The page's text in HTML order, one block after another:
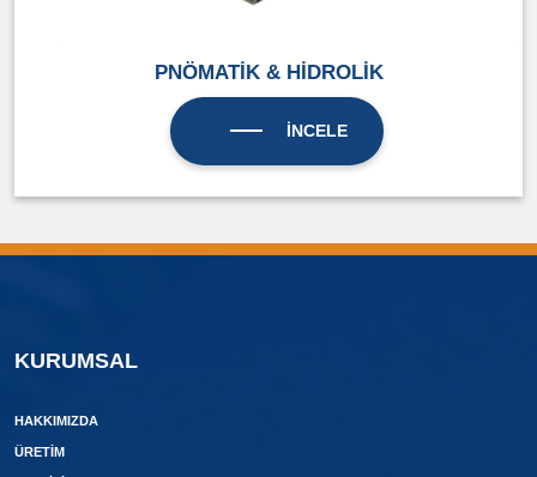
PNÖMATİK & HİDROLİK
İNCELE
KURUMSAL
HAKKIMIZDA
ÜRETIM